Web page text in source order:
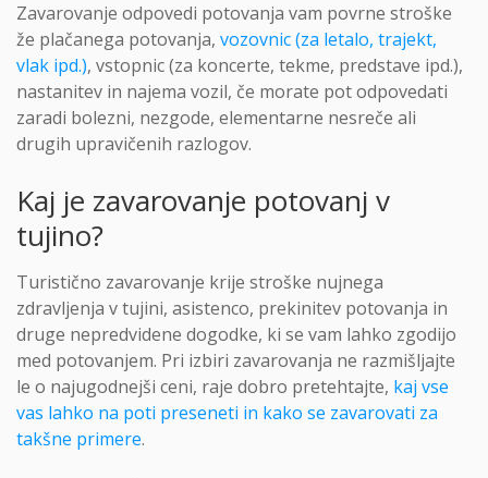
Zavarovanje odpovedi potovanja vam povrne stroške
že plačanega potovanja, vozovnic (za letalo, trajekt,
vlak ipd.), vstopnic (za koncerte, tekme, predstave ipd.),
nastanitev in najema vozil, če morate pot odpovedati
zaradi bolezni, nezgode, elementarne nesreče ali
drugih upravičenih razlogov.
Kaj je zavarovanje potovanj v
tujino?
Turistično zavarovanje krije stroške nujnega
zdravljenja v tujini, asistenco, prekinitev potovanja in
druge nepredvidene dogodke, ki se vam lahko zgodijo
med potovanjem. Pri izbiri zavarovanja ne razmišljajte
le o najugodnejši ceni, raje dobro pretehtajte, kaj vse
vas lahko na poti preseneti in kako se zavarovati za
takšne primere.